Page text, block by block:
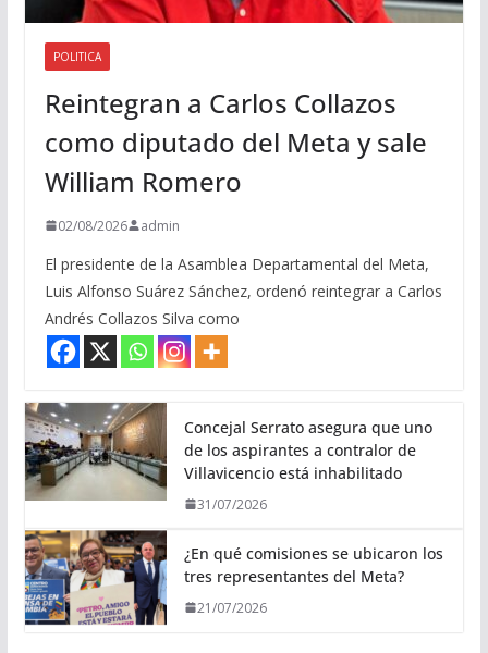
POLITICA
Reintegran a Carlos Collazos
como diputado del Meta y sale
William Romero
02/08/2026 admin
El presidente de la Asamblea Departamental del Meta,
Luis Alfonso Suárez Sánchez, ordenó reintegrar a Carlos
Andrés Collazos Silva como
Concejal Serrato asegura que uno
de los aspirantes a contralor de
Villavicencio está inhabilitado
31/07/2026
¿En qué comisiones se ubicaron los
tres representantes del Meta?
21/07/2026